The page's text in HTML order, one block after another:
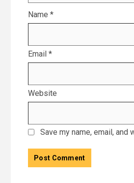
Name *
Email *
Website
Save my name, email,